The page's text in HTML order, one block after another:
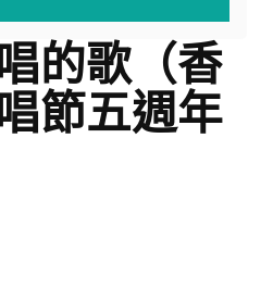
的歌（香
節五週年